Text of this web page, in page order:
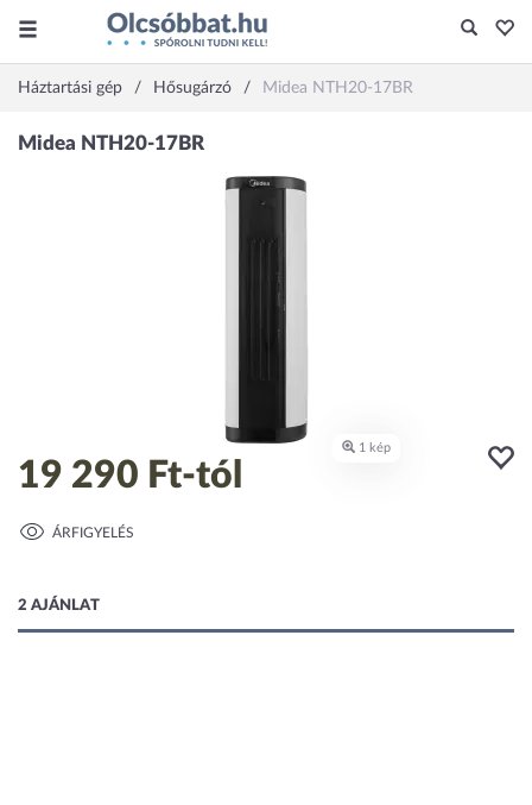
Háztartási gép Hősugárzó Midea NTH20-17BR
19 290 Ft-tól
ÁRFIGYELÉS
2 AJÁNLAT